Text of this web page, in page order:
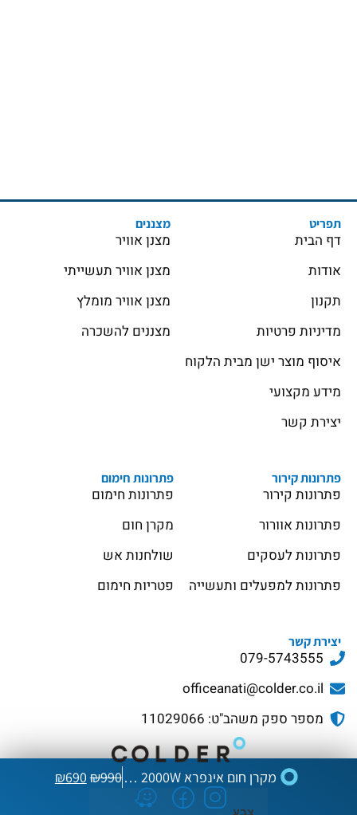
מקרן חום אינפרא Sunlight Pro 2000W צבע כסוף/שחור ₪990
₪690
צבע
תפריט
דף הבית
אודות
תקנון
מדיניות פרטיות
איסוף מוצר ישן מבית הלקוח
מידע מקצועי
יצירת קשר
מצננים
מצנן אוויר
מצנן אוויר תעשייתי
מצנן אוויר מומלץ
מצננים להשכרה
פתרונות קירור
פתרונות קירור
פתרונות אוורור
פתרונות לעסקים
פתרונות למפעלים ותעשייה
פתרונות חימום
פתרונות חימום
מקרן חום
שולחנות אש
פטריות חימום
יצירת קשר
079-5743555
officeanati@colder.co.il
מספר ספק משהב"ט: 11029066